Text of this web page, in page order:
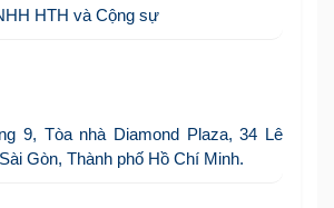
HTH và Cộng sự
9, Tòa nhà Diamond Plaza, 34 Lê
Gòn, Thành phố Hồ Chí Minh.